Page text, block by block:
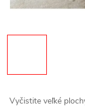
Vyčistite veľké